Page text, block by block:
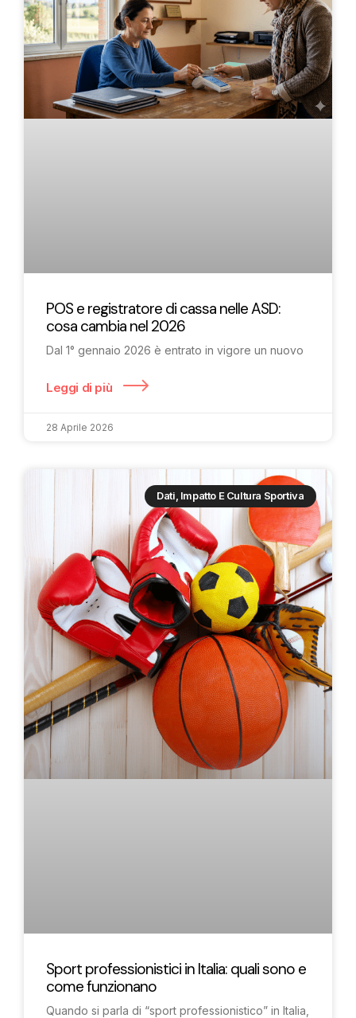
POS e registratore di cassa nelle ASD:
cosa cambia nel 2026
Dal 1° gennaio 2026 è entrato in vigore un nuovo
Leggi di più
28 Aprile 2026
Dati, Impatto E Cultura Sportiva
Sport professionistici in Italia: quali sono e
come funzionano
Quando si parla di “sport professionistico” in Italia,